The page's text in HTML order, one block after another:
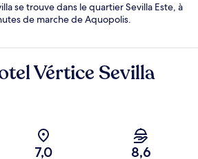
se trouve dans le quartier Sevilla Este, à
de marche de Aquopolis.
Vértice Sevilla
7,0 8,6